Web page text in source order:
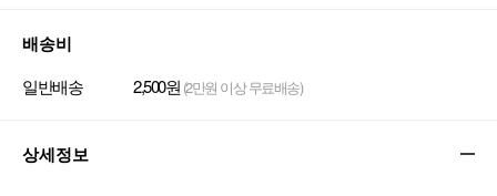
배송비
일반배송 2,500원 (2만원 이상 무료배송)
상세정보